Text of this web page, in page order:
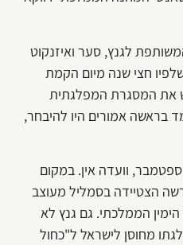
לגנץ, סער ואיזנקוט
חצי שנה מיום הקמת
את המסגרת המפלגתית
בראשה אמורים היו להיבחר,
ספטמבר, וועדה אין. במקום
הצטיידה בסמליל מעוצב
הממלכתי. גם גנץ לא
מחוסן לישראל ל"כחול